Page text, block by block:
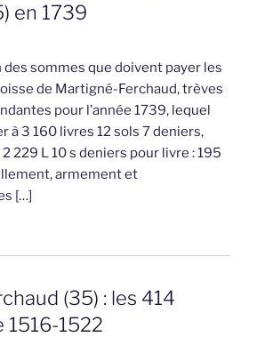
en 1739
sommes que doivent payer les
de Martigné-Ferchaud, trèves
pour l’année 1739, lequel
à 3 160 livres 12 sols 7 deniers,
229 L 10 s deniers pour livre : 195
armement et
[…]
(35) : les 414
1516-1522